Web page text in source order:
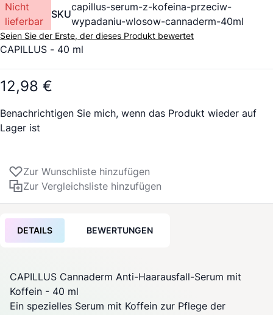
Nicht
lieferbar
SKU
capillus-serum-z-kofeina-przeciw-
wypadaniu-wlosow-cannaderm-40ml
Seien Sie der Erste, der dieses Produkt bewertet
CAPILLUS - 40 ml
12,98 €
Benachrichtigen Sie mich, wenn das Produkt wieder auf
Lager ist
Zur Wunschliste hinzufügen
Zur Vergleichsliste hinzufügen
DETAILS BEWERTUNGEN
CAPILLUS Cannaderm Anti-Haarausfall-Serum mit
Koffein - 40 ml
Ein spezielles Serum mit Koffein zur Pflege der